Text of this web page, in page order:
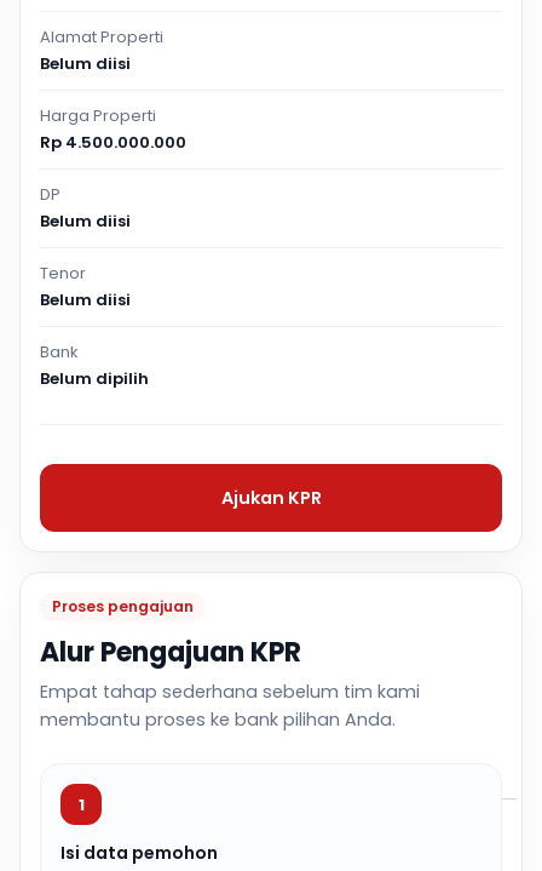
Proses pengajuan
Alur Pengajuan KPR
Empat tahap sederhana sebelum tim kami
membantu proses ke bank pilihan Anda.
1
Isi data pemohon
Alamat Properti
Belum diisi
Harga Properti
Rp 4.500.000.000
DP
Belum diisi
Tenor
Belum diisi
Bank
Belum dipilih
Ajukan KPR